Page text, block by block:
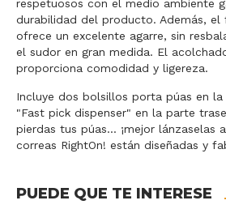
respetuosos con el medio ambiente
durabilidad del producto. Además,
ofrece un excelente agarre, sin
el sudor en gran medida. El
proporciona comodidad y ligereza.
Incluye dos bolsillos porta púas en
"Fast pick dispenser" en la parte
pierdas tus púas... ¡mejor lánzaselas
correas RightOn! están diseñadas y
PUEDE QUE TE INTERESE